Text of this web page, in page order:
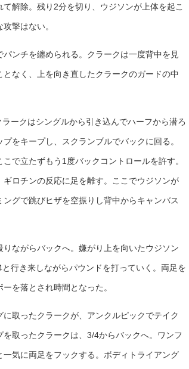
解除。残り2分を切り、ウジソンが上体を起こ
撃はない。
ンチを纏められる。クラークは一度背中を見
なく、上を向き直したクラークのガードの中
ークはシングルから引き込んでハーフから潜ろ
をキープし、スクランブルでバックに回る。
で立たずもう1度バックコントロールを許す。
ロチンの反応に足を離す。ここでウジソンが
グで跳びヒザを空振りし背中からキャンバス
ながらバックへ。嫌がり上を向いたウジソン
行き来しながらパウンドを打っていく。両足を
を落とされ時間となった。
取ったクラークが、アンクルピックでテイク
取ったクラークは、3/4からバックへ。ワンフ
気に両足をフックする。ボディトライアング